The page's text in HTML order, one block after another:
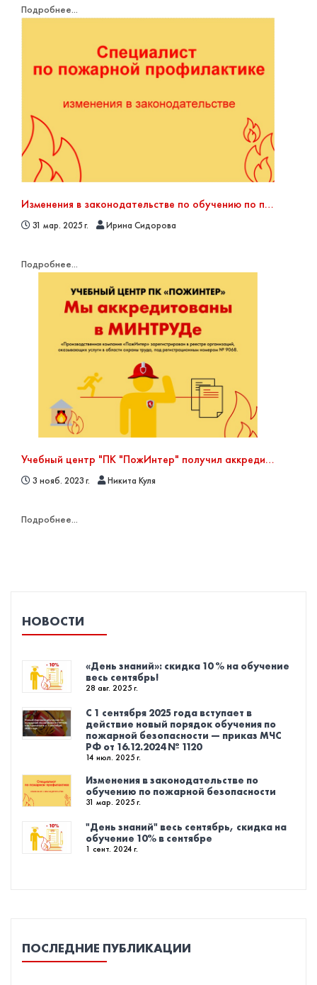
Подробнее...
Изменения в законодательстве по обучению по пожарной безопасности
31 мар. 2025 г. Ирина Сидорова
Подробнее...
Учебный центр "ПК "ПожИнтер" получил аккредитацию по Охране труда
3 нояб. 2023 г. Никита Куля
Подробнее...
НОВОСТИ
«День знаний»: скидка 10 % на обучение
весь сентябрь!
28 авг. 2025 г.
С 1 сентября 2025 года вступает в
действие новый порядок обучения по
пожарной безопасности — приказ МЧС
РФ от 16.12.2024 № 1120
14 июл. 2025 г.
Изменения в законодательстве по
обучению по пожарной безопасности
31 мар. 2025 г.
"День знаний" весь сентябрь, скидка на
обучение 10% в сентябре
1 сент. 2024 г.
ПОСЛЕДНИЕ ПУБЛИКАЦИИ